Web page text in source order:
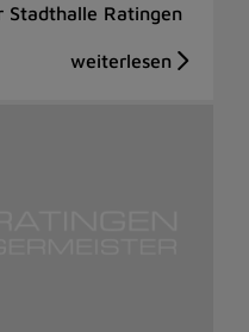
Stadthalle Ratingen